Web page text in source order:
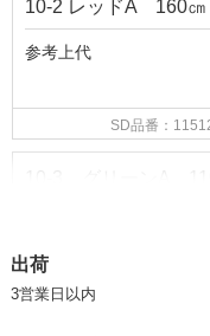
10-2 レッドA 160㎝
参考上代
SD品番：
出荷
3営業日以内